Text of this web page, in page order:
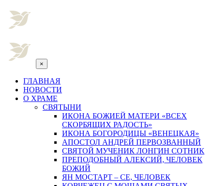
×
ГЛАВНАЯ
НОВОСТИ
О ХРАМЕ
СВЯТЫНИ
ИКОНА БОЖИЕЙ МАТЕРИ «ВСЕХ
СКОРБЯЩИХ РАДОСТЬ»
ИКОНА БОГОРОДИЦЫ «ВЕНЕЦКАЯ»
АПОСТОЛ АНДРЕЙ ПЕРВОЗВАННЫЙ
СВЯТОЙ МУЧЕНИК ЛОНГИН СОТНИК
ПРЕПОДОБНЫЙ АЛЕКСИЙ, ЧЕЛОВЕК
БОЖИЙ
ЯН МОСТАРТ – СЕ, ЧЕЛОВЕК